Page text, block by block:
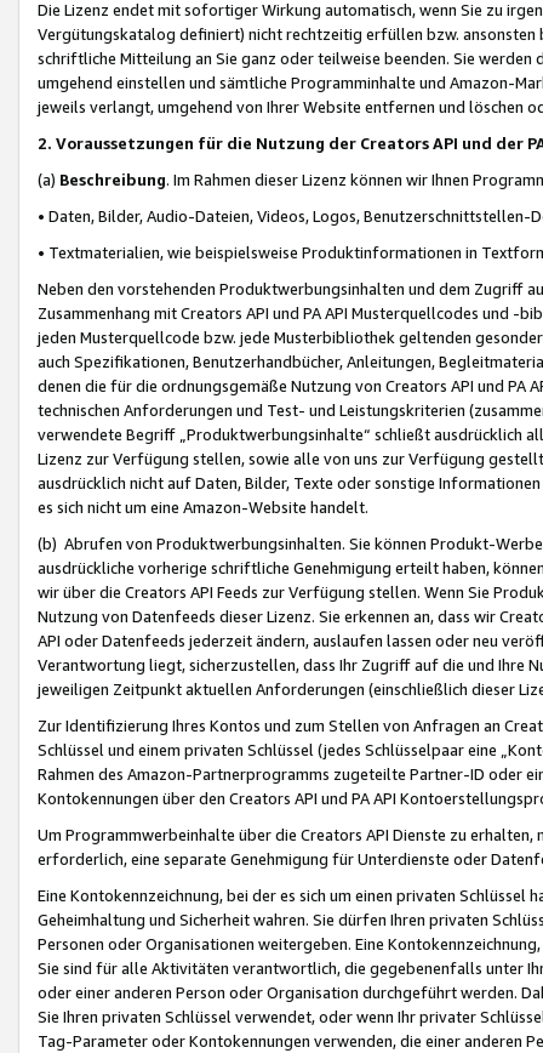
Die Lizenz endet mit sofortiger Wirkung automatisch, wenn Sie zu
Vergütungskatalog definiert) nicht rechtzeitig erfüllen bzw. ansonsten
schriftliche Mitteilung an Sie ganz oder teilweise beenden. Sie werden
umgehend einstellen und sämtliche Programminhalte und Amazon-
jeweils verlangt, umgehend von Ihrer Website entfernen und löschen
2. Voraussetzungen für die Nutzung der Creators API und der
(a) Beschreibung. Im Rahmen dieser Lizenz können wir Ihnen
• Daten, Bilder, Audio-Dateien, Videos, Logos, Benutzerschnittstellen-
• Textmaterialien, wie beispielsweise Produktinformationen in
Neben den vorstehenden Produktwerbungsinhalten und dem Zugriff
Zusammenhang mit Creators API und PA API Musterquellcodes und
jeden Musterquellcode bzw. jede Musterbibliothek geltenden
auch Spezifikationen, Benutzerhandbücher, Anleitungen,
denen die für die ordnungsgemäße Nutzung von Creators API und PA
technischen Anforderungen und Test- und Leistungskriterien
verwendete Begriff „Produktwerbungsinhalte“ schließt ausdrücklich
Lizenz zur Verfügung stellen, sowie alle von uns zur Verfügung
ausdrücklich nicht auf Daten, Bilder, Texte oder sonstige
es sich nicht um eine Amazon-Website handelt.
(b) Abrufen von Produktwerbungsinhalten. Sie können Produkt-
ausdrückliche vorherige schriftliche Genehmigung erteilt haben,
wir über die Creators API Feeds zur Verfügung stellen. Wenn Sie
Nutzung von Datenfeeds dieser Lizenz. Sie erkennen an, dass wir
API oder Datenfeeds jederzeit ändern, auslaufen lassen oder neu
Verantwortung liegt, sicherzustellen, dass Ihr Zugriff auf die und Ihre
jeweiligen Zeitpunkt aktuellen Anforderungen (einschließlich dieser
Zur Identifizierung Ihres Kontos und zum Stellen von Anfragen an
Schlüssel und einem privaten Schlüssel (jedes Schlüsselpaar eine
Rahmen des Amazon-Partnerprogramms zugeteilte Partner-ID oder
Kontokennungen über den Creators API und PA API
Um Programmwerbeinhalte über die Creators API Dienste zu
erforderlich, eine separate Genehmigung für Unterdienste oder
Eine Kontokennzeichnung, bei der es sich um einen privaten
Geheimhaltung und Sicherheit wahren. Sie dürfen Ihren privaten
Personen oder Organisationen weitergeben. Eine
Sie sind für alle Aktivitäten verantwortlich, die gegebenenfalls unter
oder einer anderen Person oder Organisation durchgeführt werden.
Sie Ihren privaten Schlüssel verwendet, oder wenn Ihr privater
Tag-Parameter oder Kontokennungen verwenden, die einer anderen